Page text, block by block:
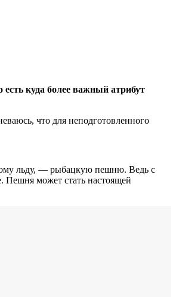
куда более важный атрибут
что для неподготовленного
льду, — рыбацкую пешню. Ведь с
Пешня может стать настоящей